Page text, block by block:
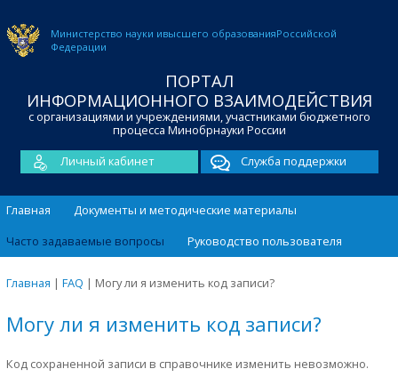
Министерство науки ивысшего образованияРоссийской
Федерации
ПОРТАЛ
ИНФОРМАЦИОННОГО ВЗАИМОДЕЙСТВИЯ
с организациями и учреждениями, участниками бюджетного
процесса Минобрнауки России
Личный кабинет
Служба поддержки
Главная
Документы и методические материалы
Часто задаваемые вопросы
Руководство пользователя
Главная | FAQ | Могу ли я изменить код записи?
Могу ли я изменить код записи?
Код сохраненной записи в справочнике изменить невозможно.